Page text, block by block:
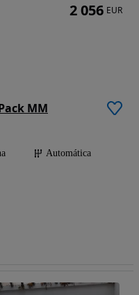
MM
Automática
2 056 EUR